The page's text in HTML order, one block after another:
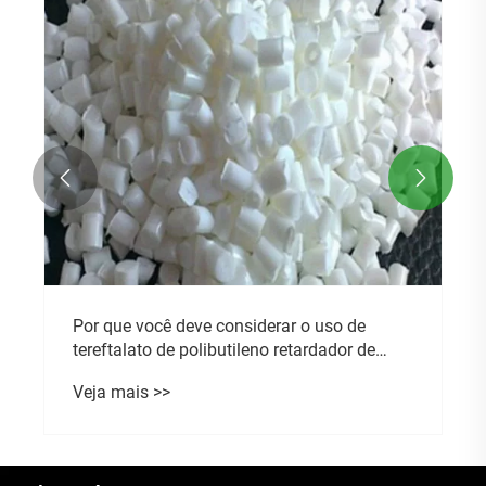
Analisando as perspectivas de mercado de
plástico baseado em biológico
Veja mais >>
 